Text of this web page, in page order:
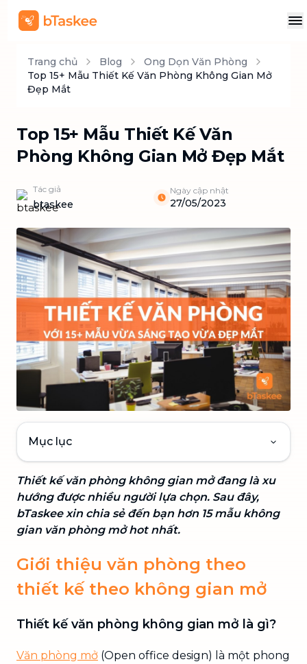
Trang chủ Blog
Ong Dọn Văn Phòng
Top 15+ Mẫu Thiết Kế Văn Phòng Không Gian Mở
Đẹp Mắt
Top 15+ Mẫu Thiết Kế Văn
Phòng Không Gian Mở Đẹp Mắt
Tác giả
btaskee
Ngày cập nhật
27/05/2023
Mục lục
Thiết kế văn phòng không gian mở đang là xu
hướng được nhiều người lựa chọn. Sau đây,
bTaskee xin chia sẻ đến bạn hơn 15 mẫu không
gian văn phòng mở hot nhất.
Giới thiệu văn phòng theo
thiết kế theo không gian mở
Thiết kế văn phòng không gian mở là gì?
Văn phòng mở (Open office design) là một phong